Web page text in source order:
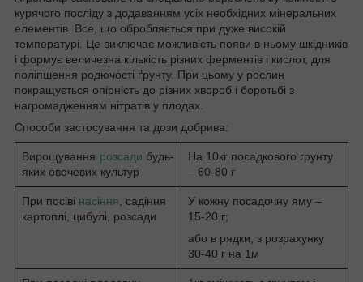
курячого посліду з додаванням усіх необхідних мінеральних
елементів. Все, що обробляється при дуже високій
температурі. Це виключає можливість появи в ньому шкідників
і формує величезна кількість різних ферментів і кислот, для
поліпшення родючості ґрунту. При цьому у рослин
покращується опірність до різних хвороб і боротьбі з
нагромадженням нітратів у плодах.
Способи застосування та дози добрива:
Вирощування розсади будь-
яких овочевих культур
На 10кг посадкового грунту
– 60-80 г
При посіві насіння , садіння
картоплі, цибулі, розсади
У кожну посадочну яму –
15-20 г;
або в рядки, з розрахунку
30-40 г на 1м